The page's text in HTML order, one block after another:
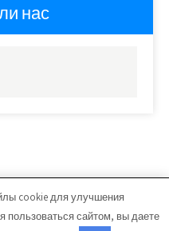
нас
на WordPress
Themes
cookie для улучшения
пользоваться сайтом, вы даете